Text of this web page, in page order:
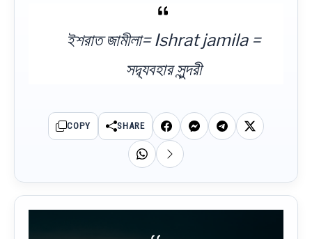
ইশরাত জামীলা= Ishrat jamila =
সদ্ব্যবহার সুন্দরী
COPY SHARE